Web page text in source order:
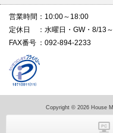
営業時間
10:00～18:00
定休日
水曜日・GW・8/13
FAX番号
092-894-2233
Copyright © 2026 House